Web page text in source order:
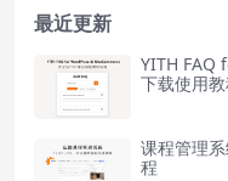
最近更新
YITH FAQ
下载使用
课程管理
程